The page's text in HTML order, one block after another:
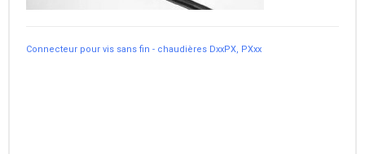
Connecteur pour vis sans fin - chaudières DxxPX, PXxx